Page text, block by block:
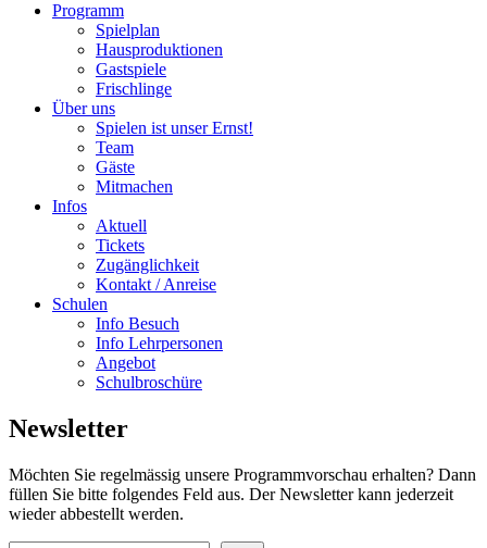
Programm
Spielplan
Hausproduktionen
Gastspiele
Frischlinge
Über uns
Spielen ist unser Ernst!
Team
Gäste
Mitmachen
Infos
Aktuell
Tickets
Zugänglichkeit
Kontakt / Anreise
Schulen
Info Besuch
Info Lehrpersonen
Angebot
Schulbroschüre
Newsletter
Möchten Sie regelmässig unsere Programmvorschau erhalten? Dann
füllen Sie bitte folgendes Feld aus. Der Newsletter kann jederzeit
wieder abbestellt werden.